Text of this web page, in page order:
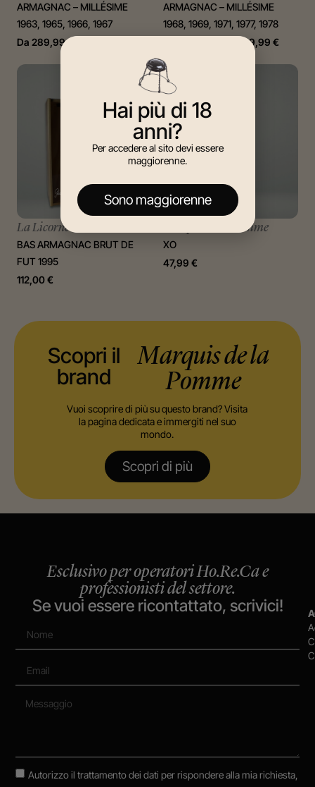
ARMAGNAC – MILLÉSIME
1963, 1965, 1966, 1967
Da 289,99€
ARMAGNAC – MILLÉSIME
1968, 1969, 1971, 1977, 1978
5.349,99 €
La Licorne
BAS ARMAGNAC BRUT DE
FUT 1995
112,00€
Marquis de la Pomme
XO
47,99 €
Vuoi scoprire di più su questo brand? Visita
la pagina dedicata e immergiti nel suo
mondo.
Scopri di più
Scopri il
brand
Marquis de la
Pomme
Esclusivo per operatori Ho.Re.Ca e
professionisti del settore.
Se vuoi essere ricontattato, scrivici!
Autorizzo il trattamento dei dati per rispondere alla mia richiesta,
Hai più di 18
anni?
Per accedere al sito devi essere
maggiorenne.
Sono maggiorenne